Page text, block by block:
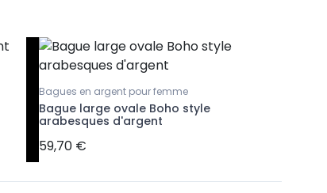
Bagues en argent pour femme
Bague large ovale Boho style
arabesques d'argent
59,70 €